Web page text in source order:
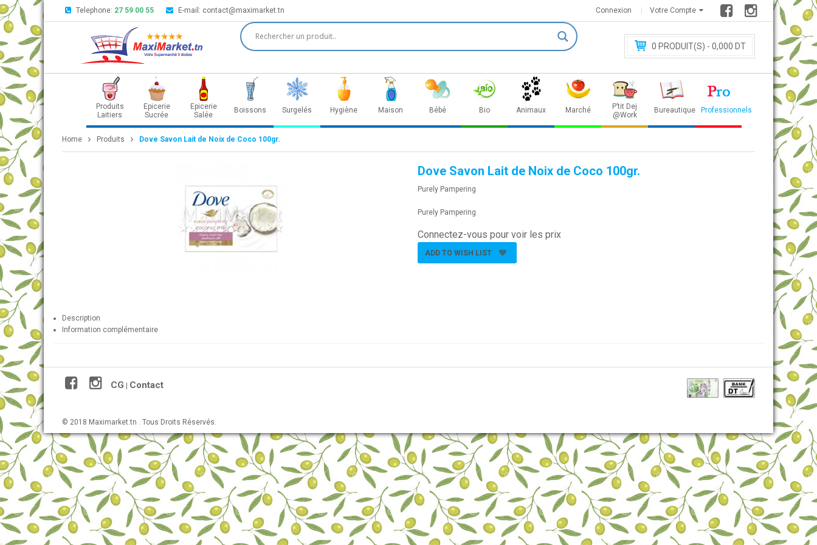
Telephone: 27 59 00 55 E-mail: contact@maximarket.tn Votre Compte
Connexion
0 PRODUIT(S) - 0,000 DT
Produits
Laitiers
Epicerie
Sucrée
Epicerie
Salée
Boissons Surgelés Hygiène Maison Bébé Bio Animaux Marché
P’tit Dej
@Work
Bureautique Professionnels
Home Produits Dove Savon Lait de Noix de Coco 100gr.
Dove Savon Lait de Noix de Coco 100gr.
Purely Pampering
Purely Pampering
Connectez-vous pour voir les prix
ADD TO WISH LIST
Description
Information complémentaire
CG Contact
© 2018 Maximarket.tn . Tous Droits Réservés.